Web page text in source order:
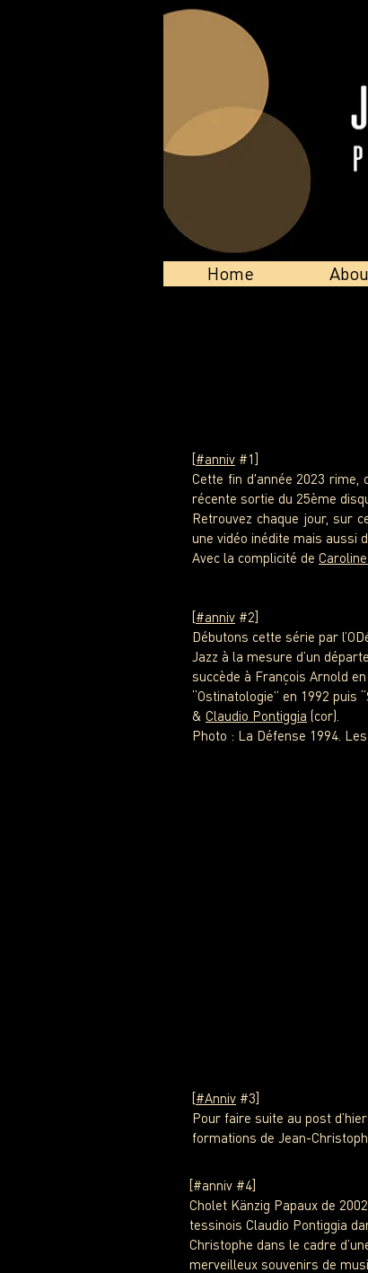
[#anniv #1]
Cette fin d'année 2023 rime,
récente sortie du 25ème
Retrouvez chaque jour, sur
une vidéo inédite mais aussi
Avec la complicité de
[#anniv #2]
Débutons cette série par
Jazz à la mesure d’un
succède à François Arnold
“Ostinatologie” en 1992 puis
& Claudio Pontiggia (cor).
Photo : La Défense 1994.
[#Anniv #3]
Pour faire suite au post
formations de Jean-
[#anniv #4]
Cholet Känzig Papaux de
tessinois Claudio Pontiggia
Christophe dans le cadre
merveilleux souvenirs de
Home